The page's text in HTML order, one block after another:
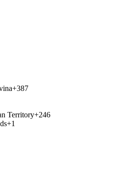
+387
Territory+246
+1